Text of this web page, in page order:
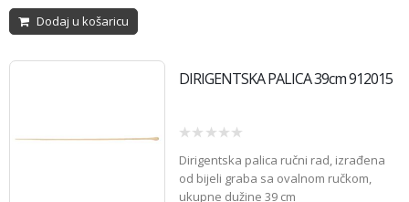
Dodaj u košaricu
DIRIGENTSKA PALICA 39cm 912015
out
5
Dirigentska palica ručni rad, izrađena
od bijeli graba sa ovalnom ručkom,
ukupne dužine 39 cm